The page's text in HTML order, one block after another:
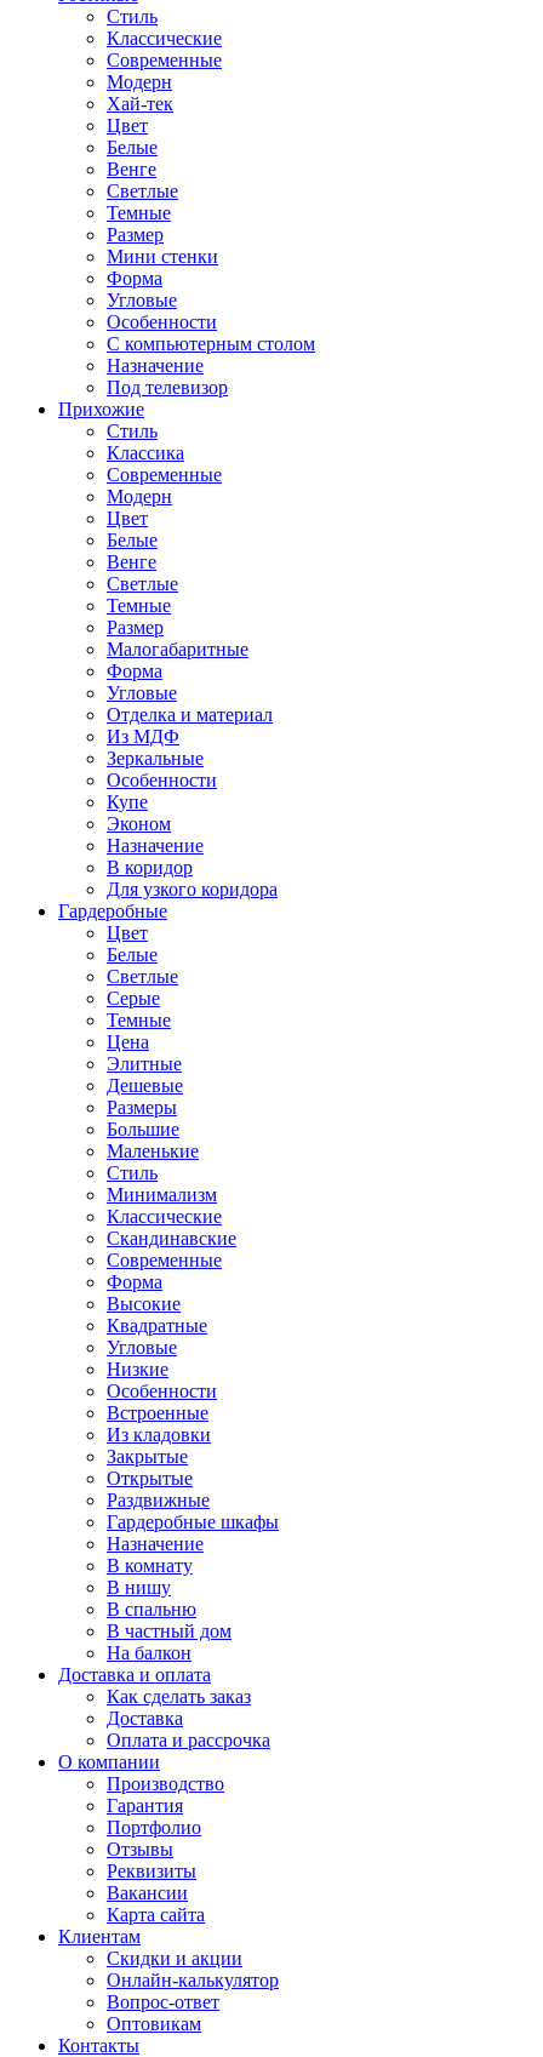
Стиль
Классические
Современные
Модерн
Хай-тек
Цвет
Белые
Венге
Светлые
Темные
Размер
Мини стенки
Форма
Угловые
Особенности
С компьютерным столом
Назначение
Под телевизор
Прихожие
Стиль
Классика
Современные
Модерн
Цвет
Белые
Венге
Светлые
Темные
Размер
Малогабаритные
Форма
Угловые
Отделка и материал
Из МДФ
Зеркальные
Особенности
Купе
Эконом
Назначение
В коридор
Для узкого коридора
Гардеробные
Цвет
Белые
Светлые
Серые
Темные
Цена
Элитные
Дешевые
Размеры
Большие
Маленькие
Стиль
Минимализм
Классические
Скандинавские
Современные
Форма
Высокие
Квадратные
Угловые
Низкие
Особенности
Встроенные
Из кладовки
Закрытые
Открытые
Раздвижные
Гардеробные шкафы
Назначение
В комнату
В нишу
В спальню
В частный дом
На балкон
Доставка и оплата
Как сделать заказ
Доставка
Оплата и рассрочка
О компании
Производство
Гарантия
Портфолио
Отзывы
Реквизиты
Вакансии
Карта сайта
Клиентам
Скидки и акции
Онлайн-калькулятор
Вопрос-ответ
Оптовикам
Контакты